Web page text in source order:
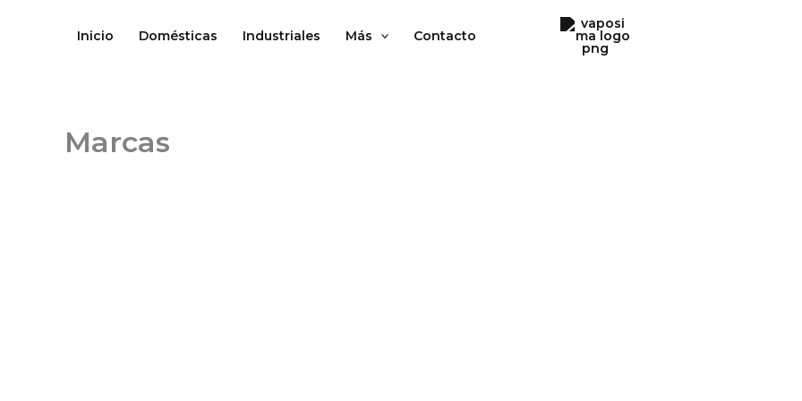
Inicio Domésticas Industriales Más Contacto
Marcas